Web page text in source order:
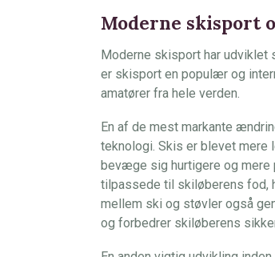
Moderne skisport
Moderne skisport har udviklet
er skisport en populær og
amatører fra hele verden.
En af de mest markante
teknologi. Skis er blevet
bevæge sig hurtigere og
tilpassede til skiløberens fod,
mellem ski og støvler også
og forbedrer skiløberens